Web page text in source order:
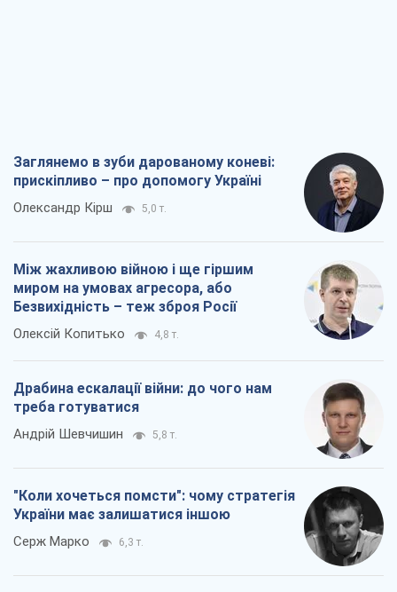
Заглянемо в зуби дарованому коневі:
прискіпливо – про допомогу Україні
Олександр Кірш 5,0 т.
Між жахливою війною і ще гіршим
миром на умовах агресора, або
Безвихідність – теж зброя Росії
Олексій Копитько 4,8 т.
Драбина ескалації війни: до чого нам
треба готуватися
Андрій Шевчишин 5,8 т.
"Коли хочеться помсти": чому стратегія
України має залишатися іншою
Серж Марко 6,3 т.